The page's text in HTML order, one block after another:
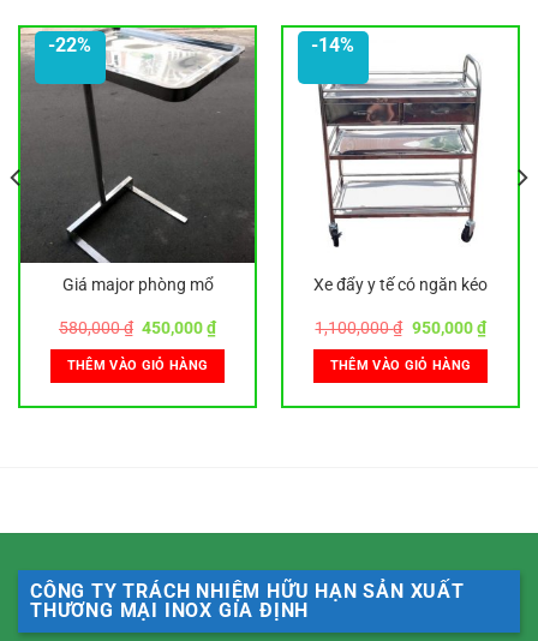
-22%
Giá major phòng mổ
580,000₫ Giá
là:
580,000 ₫.
450,000₫Giá
hiện
450,000 ₫.
THÊM VÀO GIỎ HÀNG
-14%
Xe đẩy y tế có ngăn kéo
1,100,000₫ Giá
là:
1,100,000 ₫.
950,000₫Giá
hiện
THÊM VÀO GIỎ HÀNG
CÔNG TY TRÁCH NHIỆM HỮU HẠN SẢN XUẤT
THƯƠNG MẠI INOX GIA ĐỊNH